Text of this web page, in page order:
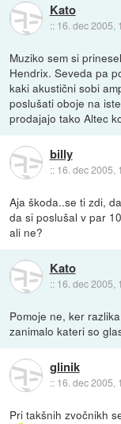
Kato
:: 16. dec 2005,
Muziko sem si
Hendrix. Seveda pa
kaki akustični sobi
poslušati oboje na
prodajajo tako Altec
billy
:: 16. dec 2005,
Aja škoda..se ti zdi,
da si poslušal v par
ali ne?
Kato
:: 16. dec 2005,
Pomoje ne, ker
zanimalo kateri so
glinik
:: 16. dec 2005,
Pri takšnih zvočnikh